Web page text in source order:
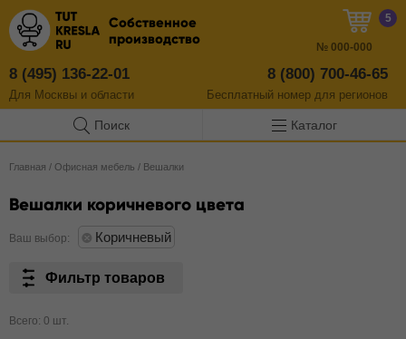
Собственное
производство
8 (495) 136-22-01
Для Москвы и области
8 (800) 700-46-65
Бесплатный номер для регионов
5
№ 000-000
Поиск Каталог
Главная / Офисная мебель / Вешалки
Вешалки коричневого цвета
Ваш выбор: Коричневый
Фильтр товаров
Всего: 0 шт.